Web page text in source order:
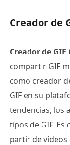
Creador de
Creador de GIF
compartir GIF
como creador
GIF en su
tendencias, los
tipos de GIF. Es
partir de vídeos